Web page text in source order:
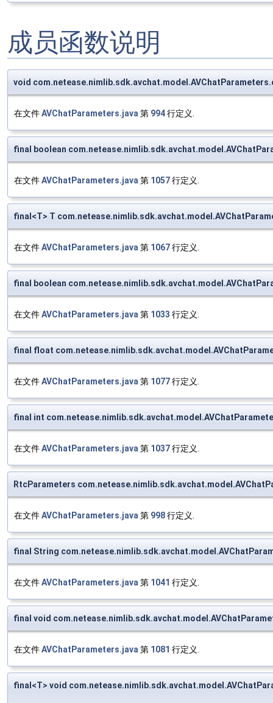
成员函数说明
void
在文件AVChatParameters.java 第 994行定义.
final boolean
在文件AVChatParameters.java 第 1057行定义.
final<T> T
在文件AVChatParameters.java 第 1067行定义.
final boolean
在文件AVChatParameters.java 第 1033 行定义.
final float
在文件AVChatParameters.java 第 1077行定义.
final int
在文件AVChatParameters.java 第 1037行定义.
RtcParameters
在文件AVChatParameters.java 第 998行定义.
final String
在文件AVChatParameters.java 第 1041 行定义.
final void
在文件AVChatParameters.java 第 1081 行定义.
final<T> void